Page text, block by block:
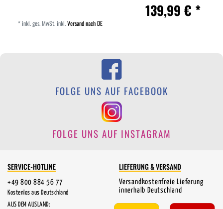
139,99 € *
*inkl. ges. MwSt.inkl.Versand nach DE
FOLGE UNS AUF FACEBOOK
FOLGE UNS AUF INSTAGRAM
SERVICE-HOTLINE
+49 800 884 56 77
Kostenlos aus Deutschland
AUS DEM AUSLAND:
LIEFERUNG & VERSAND
Versandkostenfreie Lieferung
innerhalb Deutschland